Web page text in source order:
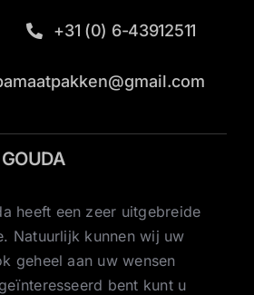
+31 (0) 6-43912511
heeft een zeer uitgebreide
Natuurlijk kunnen wij uw
geheel aan uw wensen
bent kunt u